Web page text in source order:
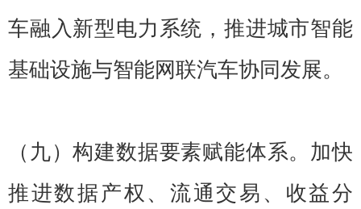
车融入新型电力系统，推进城市智能
基础设施与智能网联汽车协同发展。
（九）构建数据要素赋能体系。加快
推进数据产权、流通交易、收益分